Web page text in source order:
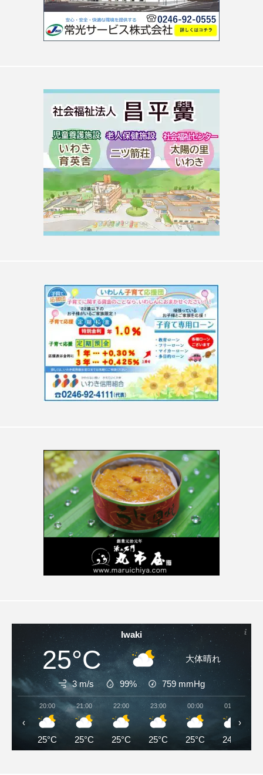
Iwaki
25°C 大体晴れ
3 m/s 99% 759 mmHg
20:00
25°C
21:00
25°C
22:00
25°C
23:00
25°C
00:00
25°C
01:00
24°C
‹ ›